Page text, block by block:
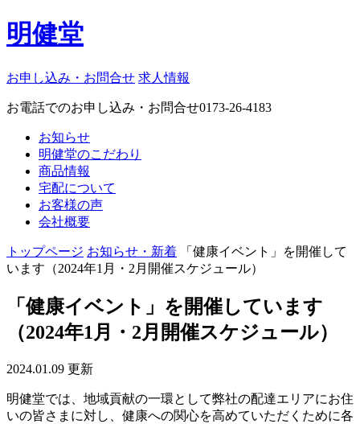
明健堂
お申し込み・お問合せ 求人情報
お電話でのお申し込み・お問合せ0173-26-4183
お知らせ
明健堂のこだわり
商品情報
宅配について
お客様の声
会社概要
トップページ お知らせ・新着
「健康イベント」を開催して
います（2024年1月・2月開催スケジュール）
「健康イベント」を開催しています
（2024年1月・2月開催スケジュール）
2024.01.09 更新
明健堂では、地域貢献の一環として弊社の配達エリアにお住
いの皆さまに対し、健康への関心を高めていただくために各